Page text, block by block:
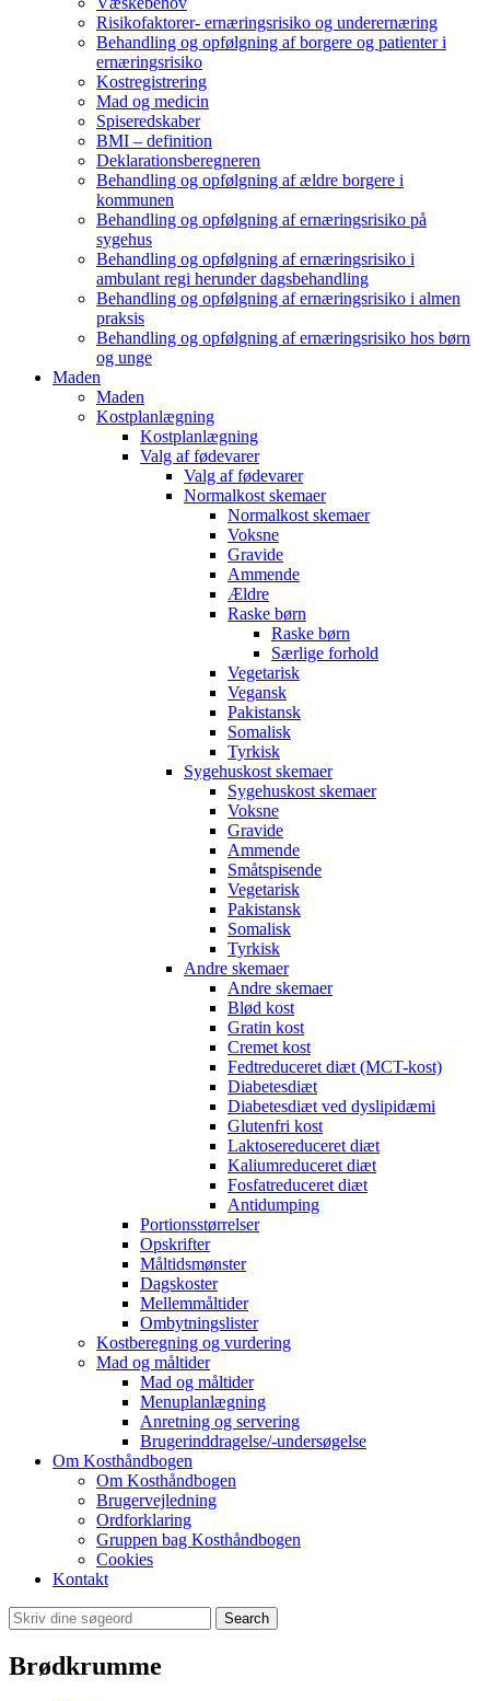
Risikofaktorer- ernæringsrisiko og underernæring
Behandling og opfølgning af borgere og patienter i
ernæringsrisiko
Kostregistrering
Mad og medicin
Spiseredskaber
BMI – definition
Deklarationsberegneren
Behandling og opfølgning af ældre borgere i
kommunen
Behandling og opfølgning af ernæringsrisiko på
sygehus
Behandling og opfølgning af ernæringsrisiko i
ambulant regi herunder dagsbehandling
Behandling og opfølgning af ernæringsrisiko i almen
praksis
Behandling og opfølgning af ernæringsrisiko hos børn
og unge
Maden
Maden
Kostplanlægning
Kostplanlægning
Valg af fødevarer
Valg af fødevarer
Normalkost skemaer
Normalkost skemaer
Voksne
Gravide
Ammende
Ældre
Raske børn
Raske børn
Særlige forhold
Vegetarisk
Vegansk
Pakistansk
Somalisk
Tyrkisk
Sygehuskost skemaer
Sygehuskost skemaer
Voksne
Gravide
Ammende
Småtspisende
Vegetarisk
Pakistansk
Somalisk
Tyrkisk
Andre skemaer
Andre skemaer
Blød kost
Gratin kost
Cremet kost
Fedtreduceret diæt (MCT-kost)
Diabetesdiæt
Diabetesdiæt ved dyslipidæmi
Glutenfri kost
Laktosereduceret diæt
Kaliumreduceret diæt
Fosfatreduceret diæt
Antidumping
Portionsstørrelser
Opskrifter
Måltidsmønster
Dagskoster
Mellemmåltider
Ombytningslister
Kostberegning og vurdering
Mad og måltider
Mad og måltider
Menuplanlægning
Anretning og servering
Brugerinddragelse/-undersøgelse
Om Kosthåndbogen
Om Kosthåndbogen
Brugervejledning
Ordforklaring
Gruppen bag Kosthåndbogen
Cookies
Kontakt
Search
Brødkrumme